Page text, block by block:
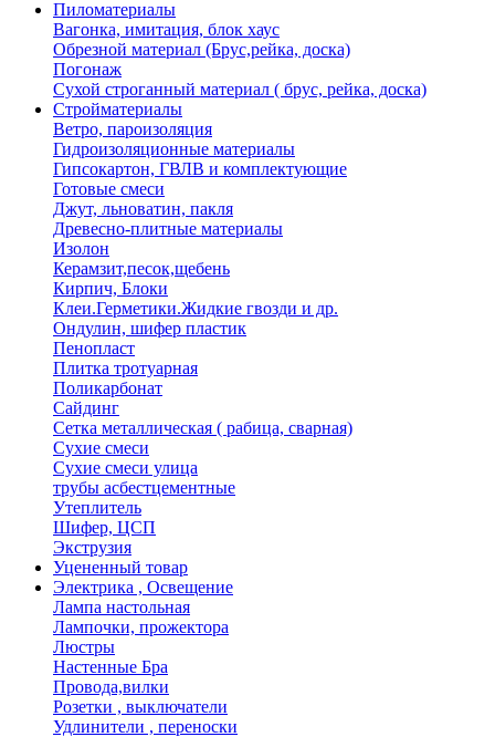
Пиломатериалы
Вагонка, имитация, блок хаус
Обрезной материал (Брус,рейка, доска)
Погонаж
Сухой строганный материал ( брус, рейка, доска)
Стройматериалы
Ветро, пароизоляция
Гидроизоляционные материалы
Гипсокартон, ГВЛВ и комплектующие
Готовые смеси
Джут, льноватин, пакля
Древесно-плитные материалы
Изолон
Керамзит,песок,щебень
Кирпич, Блоки
Клеи.Герметики.Жидкие гвозди и др.
Ондулин, шифер пластик
Пенопласт
Плитка тротуарная
Поликарбонат
Сайдинг
Сетка металлическая ( рабица, сварная)
Сухие смеси
Сухие смеси улица
трубы асбестцементные
Утеплитель
Шифер, ЦСП
Экструзия
Уцененный товар
Электрика , Освещение
Лампа настольная
Лампочки, прожектора
Люстры
Настенные Бра
Провода,вилки
Розетки , выключатели
Удлинители , переноски